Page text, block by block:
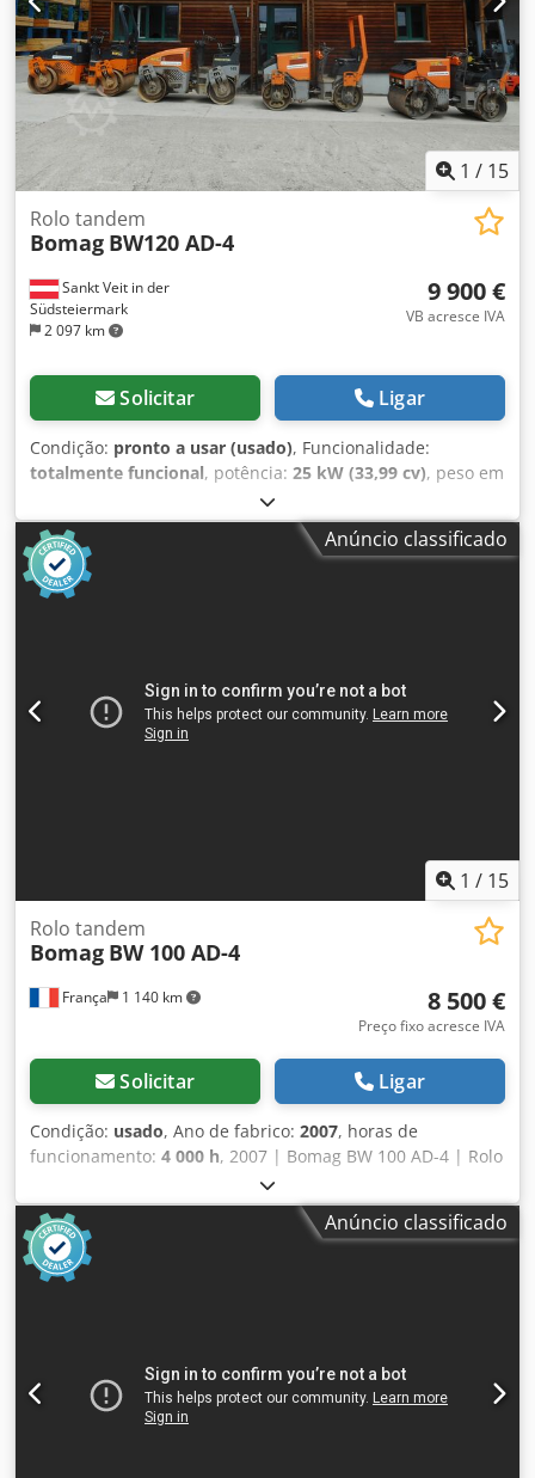
1 / 15
Sankt Veit in der
Südsteiermark
2 097 km
Rolo tandem
Bomag BW120 AD-4
9 900 €
VB acresce IVA
Solicitar Ligar
Condição: pronto a usar (usado), Funcionalidade:
totalmente funcional, potência: 25 kW (33,99 cv), peso em
, Ano de fabrico:
funcionamento:2 950 h, BOMAG BW120AD-4 Chedpfx Ajzc
Iyvonqsa Ano de fabrico: 2007 De acordo com o contador:
2.950 horas 25,2 kW Kubota 2.800 kg Preço de venda:
9.900,-- líquido BOMAG BW100AD-4 Ano de fabrico: 2005
20,1 kW Deutz 2.450 kg Preço de venda: 8.800,-- líquido
Hamm HD 10 Ano de fabrico: 2006 De acordo com o
contador: 7.771 horas 20,1 kW Deutz 2.450 kg Preço de
Anúncio classificado
1 / 15
França 1 140 km
Rolo tandem
Bomag BW 100 AD-4
8 500 €
Preço fixo acresce IVA
Solicitar Ligar
Condição: usado, Ano de fabrico: 2007, horas de
funcionamento: 4 000 h, 2007 | Bomag BW 100 AD-4 | Rolo
Compactador Tandem Usado | 4000 horas 📍 Localização:
França 🚛 Entrega disponível para o seu destino – Utilize
nossa calculadora de frete para estimar os custos de
transporte! 💰 Compre agora por EUR 8.500 ou faça uma
proposta. Pagamento na entrega disponível por uma taxa
Comentário do inspetor: Máquina em bom estado. O
contador foi substituído, portanto as 200 horas não são
reais, mas tudo está em ordem e não há nada a relatar. 📄
Anúncio classificado